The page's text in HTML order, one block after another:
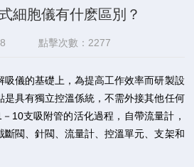
細胞儀有什麽區別？
點擊次數：2277
吸儀的基礎上，為提高工作效率而研製設
是具有獨立控溫係統，不需外接其他任何
10支吸附管的活化過程，自帶流量計，
斷閥、針閥、流量計、控溫單元、支架和